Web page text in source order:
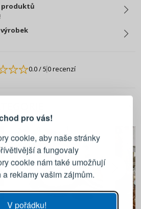
pro vás!
cookie, aby naše stránky
a fungovaly
cookie nám také umožňují
reklamy vašim zájmům.
V pořádku!
produktů
0.0/ 50 recenzí
se ke svému účtu